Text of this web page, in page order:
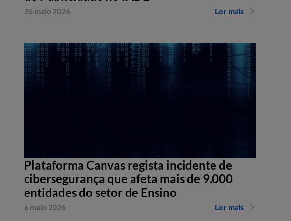
26 maio 2026 Ler mais
Plataforma Canvas regista incidente de
cibersegurança que afeta mais de 9.000
entidades do setor de Ensino
6 maio 2026 Ler mais